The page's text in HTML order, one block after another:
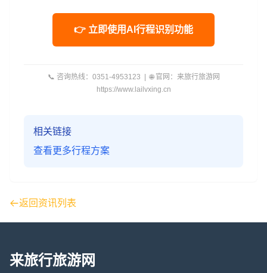
👉 立即使用AI行程识别功能
📞 咨询热线：0351-4953123 | 🌐 官网：来旅行旅游网
https://www.lailvxing.cn
相关链接
查看更多行程方案
返回资讯列表
来旅行旅游网